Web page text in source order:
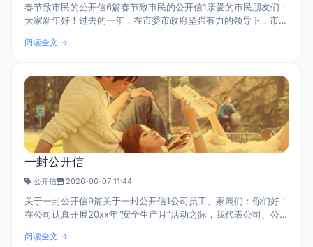
春节致市民的公开信6篇春节致市民的公开信1亲爱的市民朋友们：
大家新年好！过去的一年，在市委市政府坚强有力的领导下，市区
作，在基层、在一线涌现出许多..
阅读全文 →
一封公开信
公开信 2026-06-07 11:44
关于一封公开信9篇关于一封公开信1公司员工、家属们：你们好！
在公司认真开展20xx年“安全生产月”活动之际，我代表公司、公司
平安、幸福、工作愉快！向..
阅读全文 →